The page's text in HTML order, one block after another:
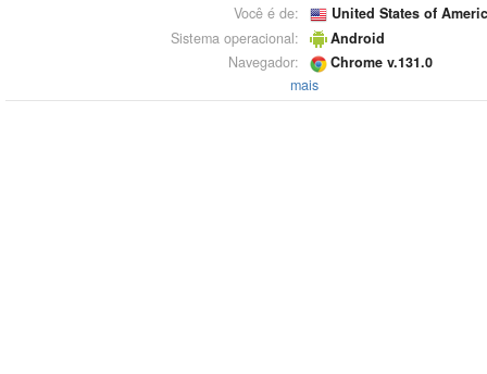
Você é de:
United States of
Sistema operacional:
Android
Navegador:
Chrome v.131.0
mais